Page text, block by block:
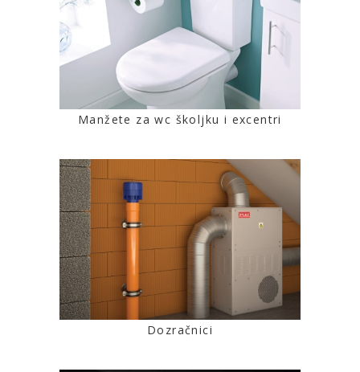
Manžete za wc školjku i excentri
Dozračnici